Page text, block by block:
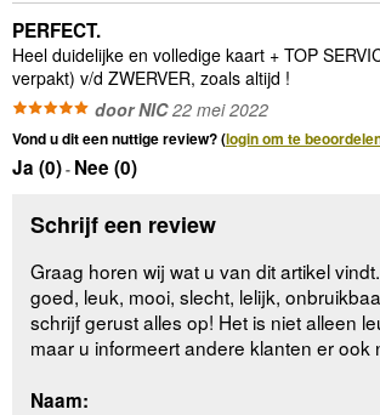
PERFECT.
Heel duidelijke en volledige kaart + TOP
verpakt) v/d ZWERVER, zoals altijd !
door NIC22 mei 2022
Vond u dit een nuttige review? (login om te
Ja (0)- Nee (0)
Schrijf een review
Graag horen wij wat u van dit artikel
goed, leuk, mooi, slecht, lelijk,
schrijf gerust alles op! Het is niet alleen
maar u informeert andere klanten er ook
Naam: